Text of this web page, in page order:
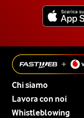
Chi siamo
Lavora con noi
Whistleblowing